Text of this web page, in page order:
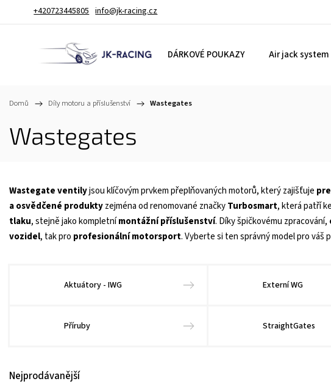
+420723445805 info@jk-racing.cz
DÁRKOVÉ POUKAZY Air jack system
Domů / Díly motoru a příslušenství / Wastegates
Wastegates
Wastegate ventilyjsou klíčovým prvkem přeplňovaných motorů, který zajišťuje
a osvědčené produktyzejména od renomované značkyTurbosmart, která patří
tlaku, stejně jako kompletnímontážní příslušenství. Díky špičkovému zpracování,
vozidel, tak pro profesionální motorsport. Vyberte si ten správný model pro
Aktuátory - IWG Externí WG
Příruby StraightGates
Nejprodávanější